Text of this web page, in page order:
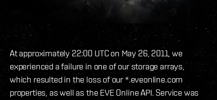
At approximately 22:00 UTC on May 26, 2011, we
experienced a failure in one of our storage arrays,
which resulted in the loss of our *.eveonline.com
properties, as well as the EVE Online API. Service was